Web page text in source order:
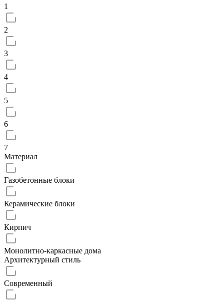
1
2
3
4
5
6
7
Материал
Газобетонные блоки
Керамические блоки
Кирпич
Монолитно-каркасные дома
Архитектурный стиль
Современный